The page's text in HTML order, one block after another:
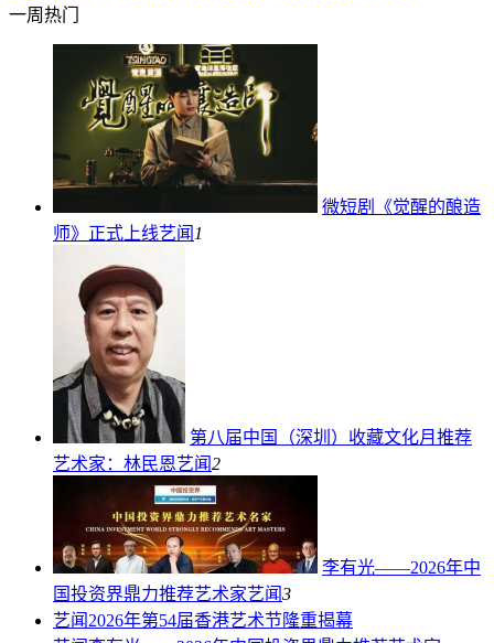
一周热门
微短剧《觉醒的酿造
师》正式上线艺闻1
第八届中国（深圳）收藏文化月推荐
艺术家：林民恩艺闻2
李有光——2026年中
国投资界鼎力推荐艺术家艺闻3
艺闻2026年第54届香港艺术节隆重揭幕